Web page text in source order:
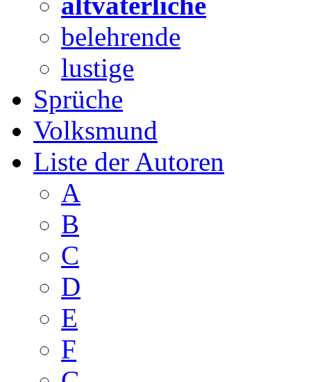
belehrende
lustige
Sprüche
Volksmund
Liste der Autoren
A
B
C
D
E
F